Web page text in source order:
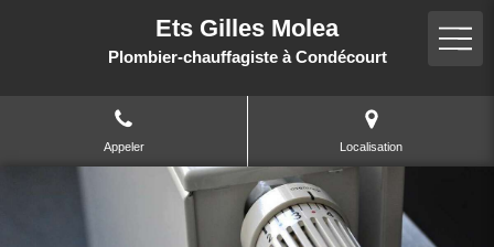
Ets Gilles Molea
Plombier-chauffagiste à Condécourt
Appeler Localisation